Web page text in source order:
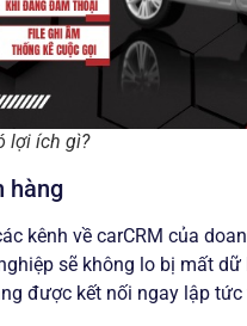
lợi ích gì?
hàng
kênh về carCRM của
sẽ không lo bị mất dữ
được kết nối ngay lập